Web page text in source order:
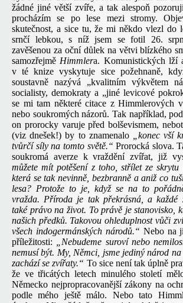
žádné jiné větší zvíře, a tak alespoň
procházím se po lese mezi stromy.
skutečnost, a sice tu, že mi někdo vlezl do
srnčí lebkou, s níž jsem se fotil 26.
zavěšenou za oční důlek na větvi blízkého
samozřejmě Himmlera. Komunistických lží
v té knize vyskytuje sice požehnaně,
soustavně nazývá „kvalitním výkvětem
socialisty, demokraty a „jiné levicové
se mi tam některé citace z Himmlerových
nebo soukromých názorů. Tak například,
on prorocky varuje před bolševismem,
(viz dnešek!) by to znamenalo
„konec vší
tvůrčí síly na tomto světě.“ Prorocká slova.
soukromá averze k vraždění zvířat, již
můžete mít potěšení z toho, střílet ze skrytu
která se tak nevinně, bezbranně a aniž co
lesa? Protože to je, když se na to
vražda. Příroda je tak překrásná, a každé
také právo na život. To právě je stanovisko,
našich předků. Takovou ohleduplnost vůči
všech indogermánských národů.“ Nebo na
příležitosti:
„Nebudeme suroví nebo
nemusí být. My, Němci, jsme jediný národ na
zachází se zvířaty.“ To sice není tak úplně
že ve třicátých letech minulého století
Německo nejpropracovanější zákony na
podle mého ještě málo. Nebo tato